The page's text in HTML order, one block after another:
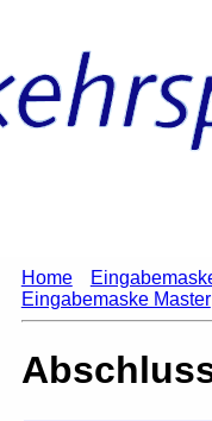
Home
Eingabemaske Master